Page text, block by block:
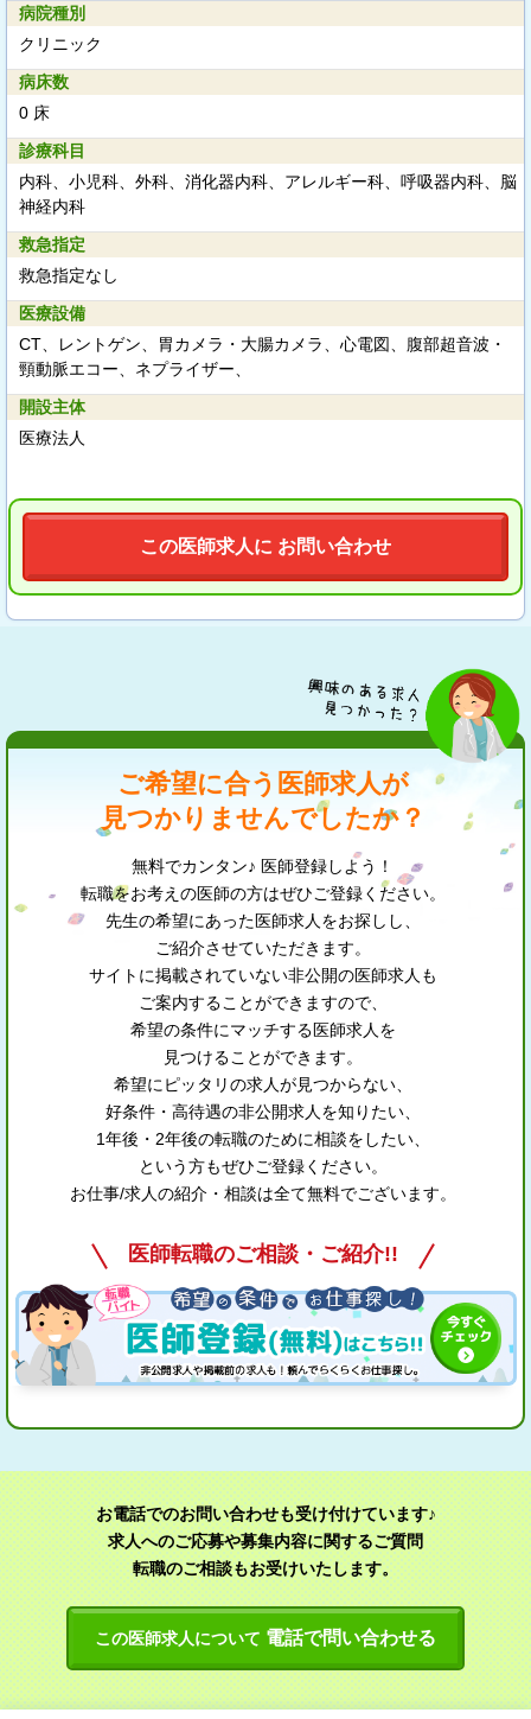
病院種別
クリニック
病床数
0 床
診療科目
内科、小児科、外科、消化器内科、アレルギー科、呼吸器内科、脳
神経内科
救急指定
救急指定なし
医療設備
CT、レントゲン、胃カメラ・大腸カメラ、心電図、腹部超音波・
頸動脈エコー、ネプライザー、
開設主体
医療法人
この医師求人に お問い合わせ
ご希望に合う医師求人が
見つかりませんでしたか？
無料でカンタン♪ 医師登録しよう！
転職をお考えの医師の方はぜひご登録ください。
先生の希望にあった医師求人をお探しし、
ご紹介させていただきます。
サイトに掲載されていない非公開の医師求人も
ご案内することができますので、
希望の条件にマッチする医師求人を
見つけることができます。
希望にピッタリの求人が見つからない、
好条件・高待遇の非公開求人を知りたい、
1年後・2年後の転職のために相談をしたい、
という方もぜひご登録ください。
お仕事/求人の紹介・相談は全て無料でございます。
医師転職のご相談・ご紹介!!
お電話でのお問い合わせも受け付けています♪
求人へのご応募や募集内容に関するご質問
転職のご相談もお受けいたします。
この医師求人について 電話で問い合わせる